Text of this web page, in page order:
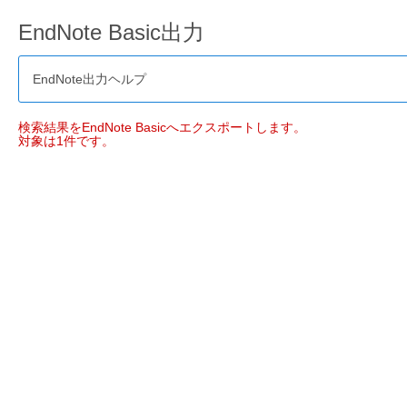
EndNote Basic出力
EndNote出力ヘルプ
検索結果をEndNote Basicへエクスポートします。
対象は1件です。